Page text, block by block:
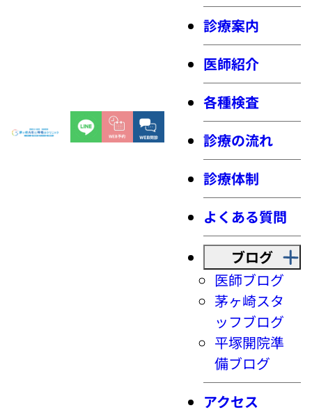
診療案内
医師紹介
各種検査
診療の流れ
診療体制
よくある質問
ブログ
医師ブログ
茅ヶ崎スタ
ッフブログ
平塚開院準
備ブログ
アクセス